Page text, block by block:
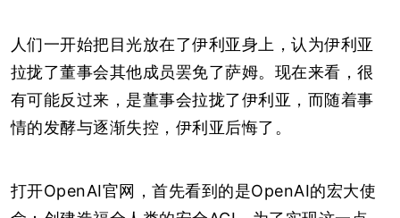
人们一开始把目光放在了伊利亚身上，认为伊利亚
拉拢了董事会其他成员罢免了萨姆。现在来看，很
有可能反过来， 是董事会拉拢了伊利亚，而随着事
情的发酵与逐渐失控，伊利亚后悔了。
打开OpenAI官网，首先看到的是OpenAI的宏大使